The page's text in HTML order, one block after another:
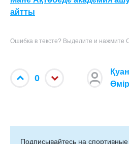
айтты
Ошибка в тексте? Выделите и нажмите
0
Қуан
Подписывайтесь на cпортивные